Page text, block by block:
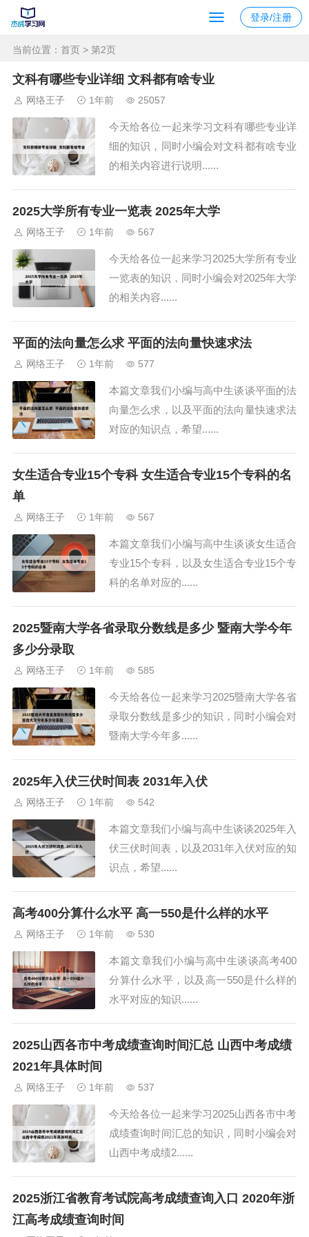
登录/注册
当前位置： 首页 > 第2页
文科有哪些专业详细 文科都有啥专业
网络王子 1年前 25057
今天给各位一起来学习文科有哪些专业详
细的知识，同时小编会对文科都有啥专业
的相关内容进行说明......
2025大学所有专业一览表 2025年大学
网络王子 1年前 567
今天给各位一起来学习2025大学所有专业
一览表的知识，同时小编会对2025年大学
的相关内容......
平面的法向量怎么求 平面的法向量快速求法
网络王子 1年前 577
本篇文章我们小编与高中生谈谈平面的法
向量怎么求，以及平面的法向量快速求法
对应的知识点，希望......
女生适合专业15个专科 女生适合专业15个专科的名
单
网络王子 1年前 567
本篇文章我们小编与高中生谈谈女生适合
专业15个专科，以及女生适合专业15个专
科的名单对应的......
2025暨南大学各省录取分数线是多少 暨南大学今年
多少分录取
网络王子 1年前 585
今天给各位一起来学习2025暨南大学各省
录取分数线是多少的知识，同时小编会对
暨南大学今年多......
2025年入伏三伏时间表 2031年入伏
网络王子 1年前 542
本篇文章我们小编与高中生谈谈2025年入
伏三伏时间表，以及2031年入伏对应的知
识点，希望......
高考400分算什么水平 高一550是什么样的水平
网络王子 1年前 530
本篇文章我们小编与高中生谈谈高考400
分算什么水平，以及高一550是什么样的
水平对应的知识......
2025山西各市中考成绩查询时间汇总 山西中考成绩
2021年具体时间
网络王子 1年前 537
今天给各位一起来学习2025山西各市中考
成绩查询时间汇总的知识，同时小编会对
山西中考成绩2......
2025浙江省教育考试院高考成绩查询入口 2020年浙
江高考成绩查询时间